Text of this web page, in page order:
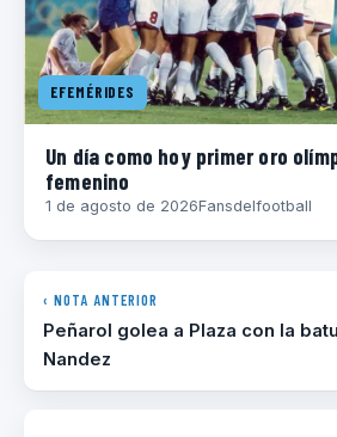
EFEMÉRIDES
Un día como hoy primer oro
femenino
1 de agosto de 2026Fansdelfootball
‹ NOTA ANTERIOR
Peñarol golea a Plaza con la
Nandez